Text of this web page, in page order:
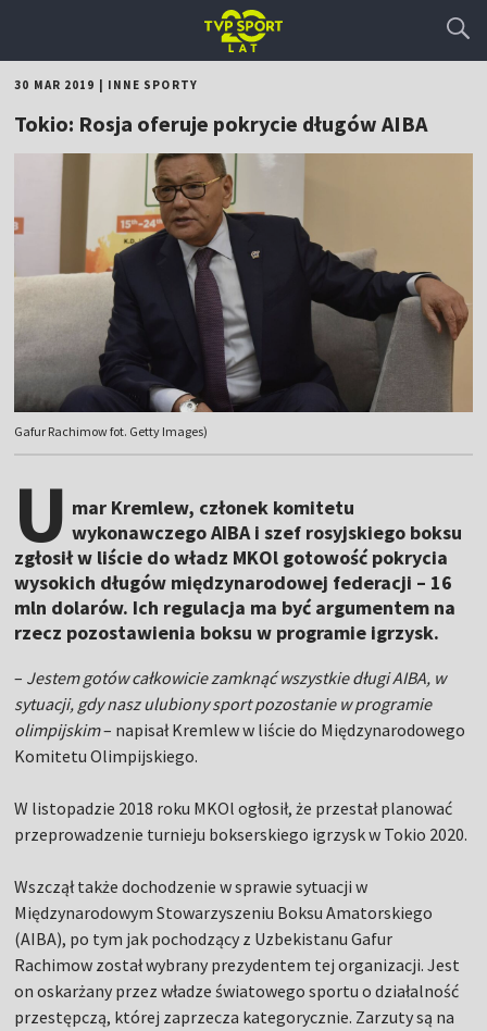
30 MAR 2019 INNE SPORTY
Tokio: Rosja oferuje pokrycie długów AIBA
Gafur Rachimow fot. Getty Images)
U mar Kremlew, członek komitetu
wykonawczego AIBA i szef rosyjskiego boksu
zgłosił w liście do władz MKOl gotowość pokrycia
wysokich długów międzynarodowej federacji – 16
mln dolarów. Ich regulacja ma być argumentem na
rzecz pozostawienia boksu w programie igrzysk.
– Jestem gotów całkowicie zamknąć wszystkie długi AIBA, w
sytuacji, gdy nasz ulubiony sport pozostanie w programie
olimpijskim– napisał Kremlew w liście do Międzynarodowego
Komitetu Olimpijskiego.
W listopadzie 2018 roku MKOl ogłosił, że przestał planować
przeprowadzenie turnieju bokserskiego igrzysk w Tokio 2020.
Wszczął także dochodzenie w sprawie sytuacji w
Międzynarodowym Stowarzyszeniu Boksu Amatorskiego
(AIBA), po tym jak pochodzący z Uzbekistanu Gafur
Rachimow został wybrany prezydentem tej organizacji. Jest
on oskarżany przez władze światowego sportu o działalność
przestępczą, której zaprzecza kategorycznie. Zarzuty są na